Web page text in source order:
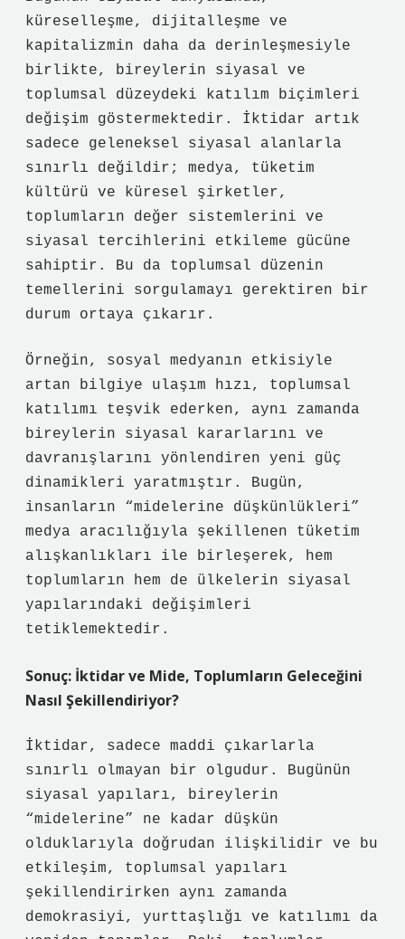
küreselleşme, dijitalleşme ve
kapitalizmin daha da derinleşmesiyle
birlikte, bireylerin siyasal ve
toplumsal düzeydeki katılım biçimleri
değişim göstermektedir. İktidar artık
sadece geleneksel siyasal alanlarla
sınırlı değildir; medya, tüketim
kültürü ve küresel şirketler,
toplumların değer sistemlerini ve
siyasal tercihlerini etkileme gücüne
sahiptir. Bu da toplumsal düzenin
temellerini sorgulamayı gerektiren bir
durum ortaya çıkarır.
Örneğin, sosyal medyanın etkisiyle
artan bilgiye ulaşım hızı, toplumsal
katılımı teşvik ederken, aynı zamanda
bireylerin siyasal kararlarını ve
davranışlarını yönlendiren yeni güç
dinamikleri yaratmıştır. Bugün,
insanların “midelerine düşkünlükleri”
medya aracılığıyla şekillenen tüketim
alışkanlıkları ile birleşerek, hem
toplumların hem de ülkelerin siyasal
yapılarındaki değişimleri
tetiklemektedir.
Sonuç: İktidar ve Mide, Toplumların Geleceğini
Nasıl Şekillendiriyor?
İktidar, sadece maddi çıkarlarla
sınırlı olmayan bir olgudur. Bugünün
siyasal yapıları, bireylerin
“midelerine” ne kadar düşkün
olduklarıyla doğrudan ilişkilidir ve bu
etkileşim, toplumsal yapıları
şekillendirirken aynı zamanda
demokrasiyi, yurttaşlığı ve katılımı da